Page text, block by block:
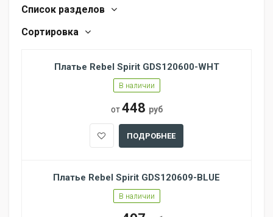
Список разделов
Сортировка
Платье Rebel Spirit GDS120600-WHT
В наличии
от448 руб
ПОДРОБНЕЕ
Платье Rebel Spirit GDS120609-BLUE
В наличии